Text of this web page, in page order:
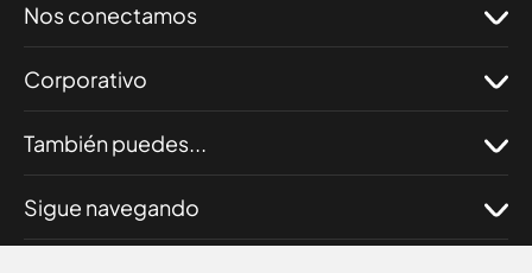
Nos conectamos
Corporativo
También puedes...
Sigue navegando